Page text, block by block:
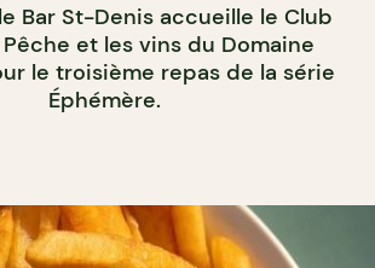
Bar St-Denis accueille le Club
et les vins du Domaine
le troisième repas de la série
Éphémère.